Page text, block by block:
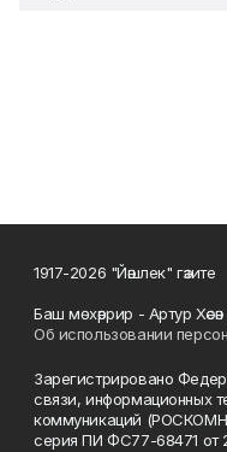
1917-2026 "Йәшлек" гәзите
Баш мөхәррир - Артур Хәсән
Об использовании
Зарегистрировано
связи, информационных
коммуникаций
серия ПИ ФС77-68471 от